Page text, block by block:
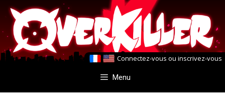
Aller
au
contenu
Aller
au
contenu
Connectez-vous ou inscrivez-vous
Menu